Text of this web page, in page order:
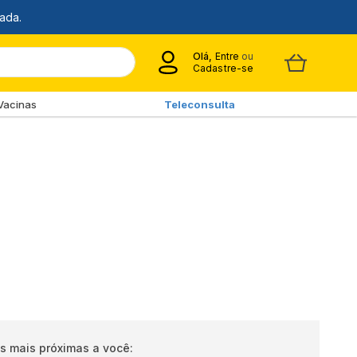
Olá, Entre ou
Cadastre-se
Teleconsulta
mais próximas a você: